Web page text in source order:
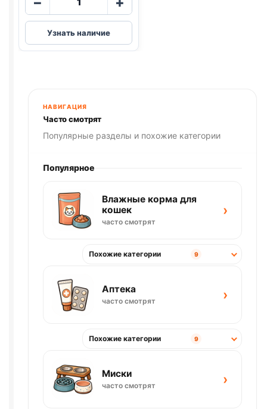
Reflex
сух.
(МИНИ
РИС)
весовой
1кг
Узнать наличие
НАВИГАЦИЯ
Часто смотрят
Популярные разделы и похожие категории
Популярное
Влажные корма для
кошек
часто смотрят
›
Похожие категории 9
Аптека
часто смотрят ›
Похожие категории 9
Миски
часто смотрят ›